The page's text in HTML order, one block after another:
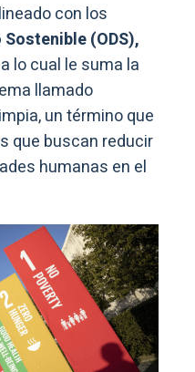
con los
(ODS),
lo cual le suma la
llamado
un término que
que buscan reducir
humanas en el